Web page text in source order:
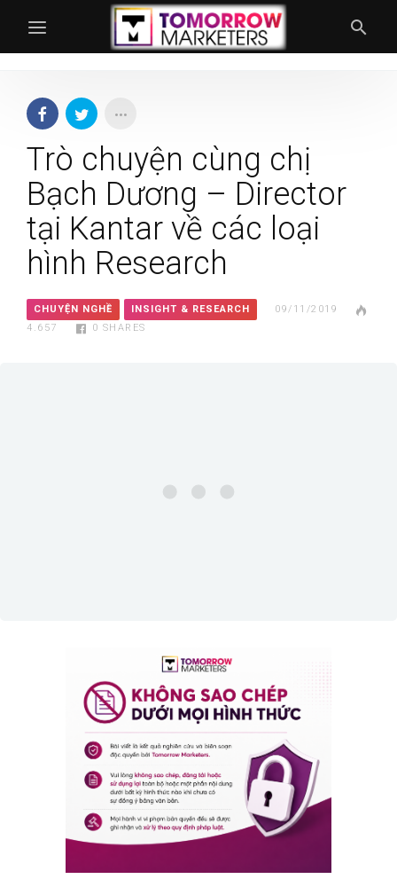
Trò chuyện cùng chị
Bạch Dương – Director
tại Kantar về các loại
hình Research
CHUYỆN NGHỀ INSIGHT & RESEARCH
09/11/2019
4.657
0 SHARES